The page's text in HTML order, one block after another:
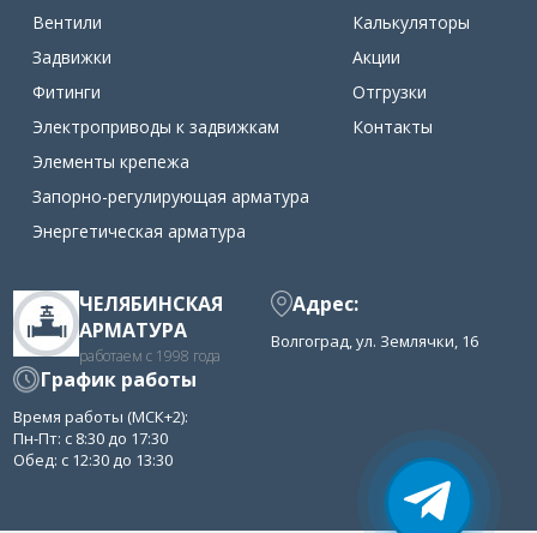
Вентили
Задвижки
Фитинги
Электроприводы к задвижкам
Элементы крепежа
Запорно-регулирующая арматура
Энергетическая арматура
Калькуляторы
Акции
Отгрузки
Контакты
ЧЕЛЯБИНСКАЯ
АРМАТУРА
работаем с 1998 года
Адрес:
Волгоград, ул. Землячки, 16
График работы
Время работы (МСК+2):
Пн-Пт: с 8:30 до 17:30
Обед: с 12:30 до 13:30